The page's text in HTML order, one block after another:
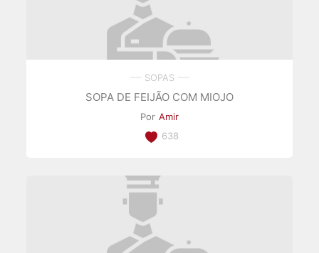
SOPAS
SOPA DE FEIJÃO COM MIOJO
Por Amir
638